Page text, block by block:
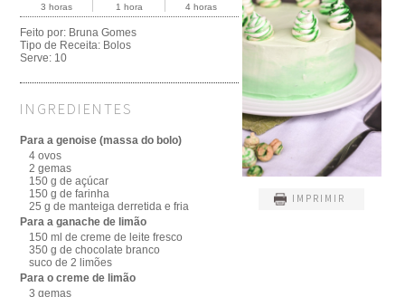
IMPRIMIR
3 horas 1 hora 4 horas
Feito por: Bruna Gomes
Tipo de Receita: Bolos
Serve: 10
INGREDIENTES
Para a genoise (massa do bolo)
4 ovos
2 gemas
150 g de açúcar
150 g de farinha
25 g de manteiga derretida e fria
Para a ganache de limão
150 ml de creme de leite fresco
350 g de chocolate branco
suco de 2 limões
Para o creme de limão
3 gemas